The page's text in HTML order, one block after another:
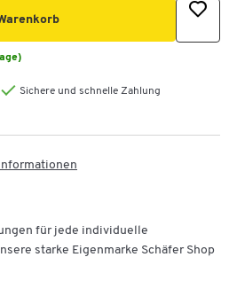
Sichere und schnelle Zahlung
für jede individuelle
starke Eigenmarke Schäfer Shop